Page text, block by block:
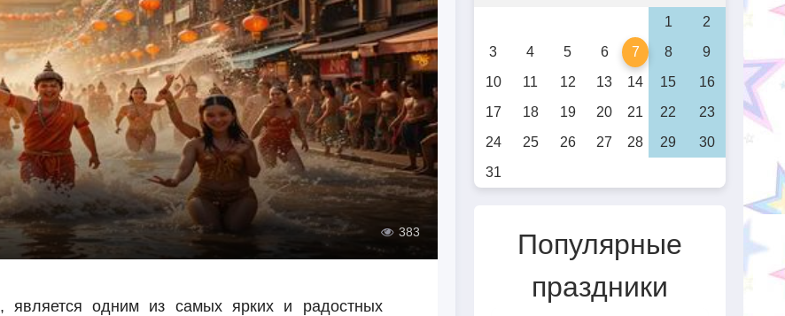
383
, является одним из самых ярких и радостных
1
2
3
4 5 6 7 8
9
10
11 12 13 14 15
16
17
18 19 20 21 22
23
24
25 26 27 28 29
30
31
Популярные
праздники